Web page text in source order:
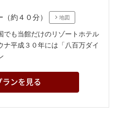
約４０分） 地図
でも当館だけのリゾートホテル
平成３０年には「八百万ダイ
ランを見る